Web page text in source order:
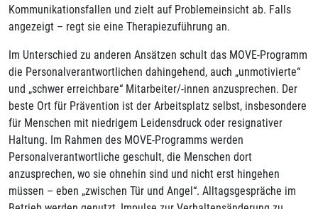
Kommunikationsfallen und zielt auf Problemeinsicht ab. Falls
angezeigt – regt sie eine Therapiezuführung an.
Im Unterschied zu anderen Ansätzen schult das MOVE-Programm
die Personalverantwortlichen dahingehend, auch „unmotivierte“
und „schwer erreichbare“ Mitarbeiter/-innen anzusprechen. Der
beste Ort für Prävention ist der Arbeitsplatz selbst, insbesondere
für Menschen mit niedrigem Leidensdruck oder resignativer
Haltung. Im Rahmen des MOVE-Programms werden
Personalverantwortliche geschult, die Menschen dort
anzusprechen, wo sie ohnehin sind und nicht erst hingehen
müssen – eben „zwischen Tür und Angel“. Alltagsgespräche im